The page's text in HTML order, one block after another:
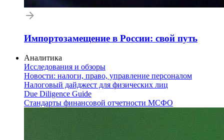
Импортозамещение в России: свой путь
Аналитика
Исследования и обзоры
Новости: налоги, право, управление персоналом
Налоговый дайджест для физических лиц
Due Diligence Guide
Стандарты финансовой отчетности МСФО